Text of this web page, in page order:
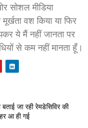
सोशल मीडिया
वश किया या फिर
ये मैं नहीं जानता पर
से कम नहीं मानता हूँ।
बताई जा रही रेमडेसिविर की
आ ही गई